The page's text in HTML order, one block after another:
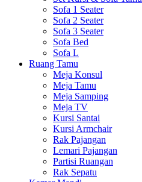
Sofa 1 Seater
Sofa 2 Seater
Sofa 3 Seater
Sofa Bed
Sofa L
Ruang Tamu
Meja Konsul
Meja Tamu
Meja Samping
Meja TV
Kursi Santai
Kursi Armchair
Rak Pajangan
Lemari Pajangan
Partisi Ruangan
Rak Sepatu